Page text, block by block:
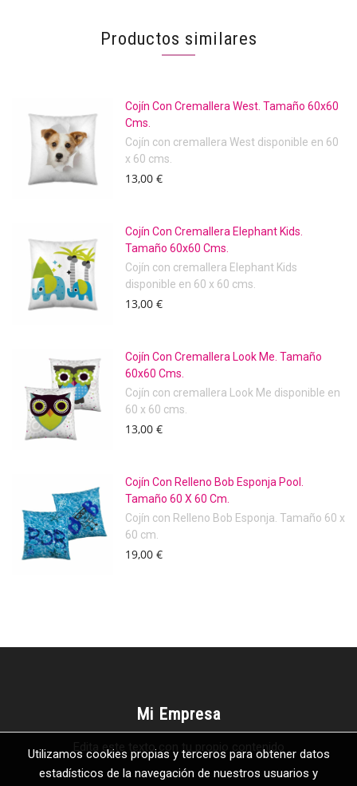
Productos similares
Cojín Con Cremallera West. Tamaño 60x60
Cms.
Cojín con cremallera West disponible en 60
x 60 cms.
13,00 €
Cojín Con Cremallera Elephant Kids.
Tamaño 60x60 Cms.
Cojín con cremallera Elephant Kids
disponible en 60 x 60 cms.
13,00 €
Cojín Con Cremallera Look Me. Tamaño
60x60 Cms.
Cojín con cremallera Look Me disponible en
60 x 60 cms.
13,00 €
Cojín Con Relleno Bob Esponja Pool.
Tamaño 60 X 60 Cm.
Cojín con Relleno Bob Esponja. Tamaño 60 x
60 cm.
19,00 €
Mi Empresa
Edita este texto con tu propio contenido
Utilizamos cookies propias y terceros para obtener datos
estadísticos de la navegación de nuestros usuarios y